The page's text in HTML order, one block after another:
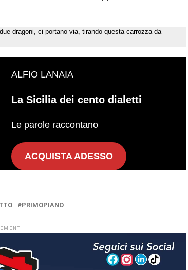
dragoni, ci portano via, tirando questa carrozza da
ALFIO LANAIA
La Sicilia dei cento dialetti
Le parole raccontano
ACQUISTA ADESSO
PRIMOPIANO